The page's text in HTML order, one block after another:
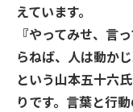
えています。
『やってみせ、言
らねば、人は動かじ
という山本五十六
りです。言葉と行